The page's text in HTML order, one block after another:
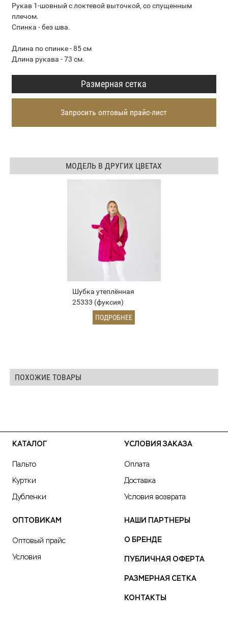
Рукав 1-шовный с локтевой выточкой, со спущенным
плечом.
Спинка - без шва.
Длина по спинке - 85 см
Длина рукава - 73 см.
Размерная сетка
Запросить оптовый прайс-лист
МОДЕЛЬ В ДРУГИХ ЦВЕТАХ
Шубка утеплённая
25333 (фуксия)
ПОДРОБНЕЕ
ПОХОЖИЕ ТОВАРЫ
КАТАЛОГ
Пальто
Куртки
Дубленки
УСЛОВИЯ ЗАКАЗА
Оплата
Доставка
Условия возврата
ОПТОВИКАМ
Оптовый прайс
Условия
НАШИ ПАРТНЕРЫ
О БРЕНДЕ
ПУБЛИЧНАЯ ОФЕРТА
РАЗМЕРНАЯ СЕТКА
КОНТАКТЫ